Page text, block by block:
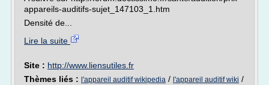
appareils-auditifs-sujet_147103_1.htm
Densité de...
Lire la suite
Site : http://www.liensutiles.fr
Thèmes liés : l'appareil auditif wikipedia / l'appareil auditif wiki /